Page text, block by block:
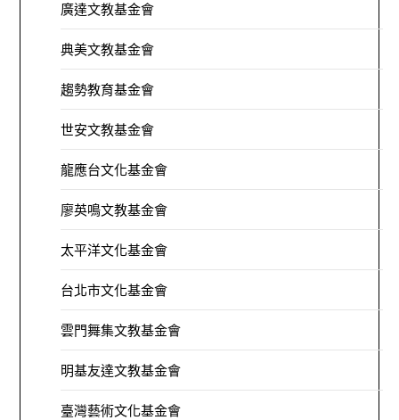
廣達文教基金會
典美文教基金會
趨勢教育基金會
世安文教基金會
龍應台文化基金會
廖英鳴文教基金會
太平洋文化基金會
台北市文化基金會
雲門舞集文教基金會
明基友達文教基金會
臺灣藝術文化基金會